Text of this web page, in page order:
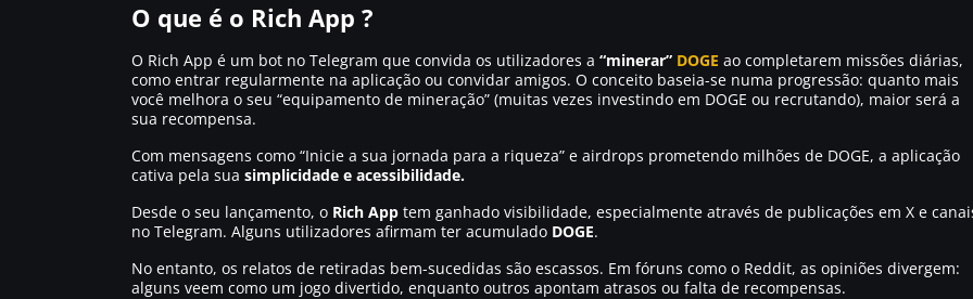
O que é o Rich App ?
O Rich App é um bot no Telegram que convida os utilizadores a “minerar” DOGE ao completarem missões diárias,
como entrar regularmente na aplicação ou convidar amigos. O conceito baseia-se numa progressão: quanto mais
você melhora o seu “equipamento de mineração” (muitas vezes investindo em DOGE ou recrutando), maior será a
sua recompensa.
Com mensagens como “Inicie a sua jornada para a riqueza” e airdrops prometendo milhões de DOGE, a aplicação
cativa pela sua simplicidade e acessibilidade.
Desde o seu lançamento, o Rich App tem ganhado visibilidade, especialmente através de publicações em X e
no Telegram. Alguns utilizadores afirmam ter acumulado DOGE.
No entanto, os relatos de retiradas bem-sucedidas são escassos. Em fóruns como o Reddit, as opiniões divergem:
alguns veem como um jogo divertido, enquanto outros apontam atrasos ou falta de recompensas.